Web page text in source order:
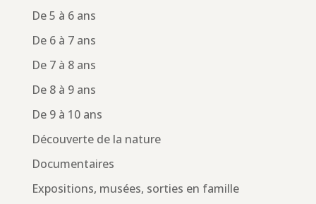
De 5 à 6 ans
De 6 à 7 ans
De 7 à 8 ans
De 8 à 9 ans
De 9 à 10 ans
Découverte de la nature
Documentaires
Expositions, musées, sorties en famille